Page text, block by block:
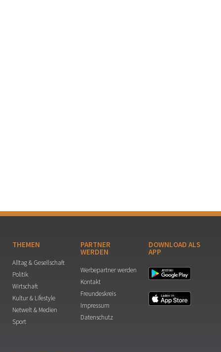
THEMEN
Alltag & Gesellschaft
Politik
Wirtschaft
Kultur & Lifestyle
Netwelt & Medien
Sport
PARTNER
WERDEN
Werbepartner werden
Kontakt
Freundeskreis
Impressum
Datenschutz
DOWNLOAD ALS
APP